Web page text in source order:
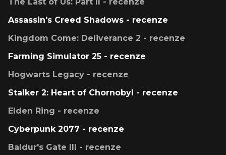
Assassin's Creed Shadows - recenze
Kingdom Come: Deliverance 2 - recenze
Farming Simulator 25 - recenze
Hogwarts Legacy - recenze
Stalker 2: Heart of Chornobyl - recenze
Elden Ring - recenze
Cyberpunk 2077 - recenze
Baldur's Gate III - recenze